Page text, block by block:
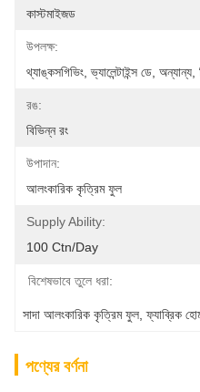
কাস্টমাইজড
উপলক্ষ:
থ্যাঙ্কসগিভিং, ভ্যালেন্টাইন্স ডে, অন্যান্য,
রঙ:
বিভিন্ন রং
উপাদান:
আলংকারিক কৃত্রিম ফুল
Supply Ability:
100 Ctn/day
বিশেষভাবে তুলে ধরা:
সাদা আলংকারিক কৃত্রিম ফুল , ফ্যাব্রিক
পণ্যের বর্ণনা